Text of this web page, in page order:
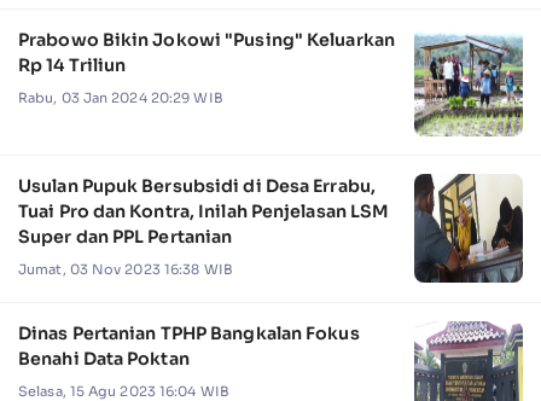
Prabowo Bikin Jokowi "Pusing" Keluarkan
Rp 14 Triliun
Rabu, 03 Jan 2024 20:29 WIB
Usulan Pupuk Bersubsidi di Desa Errabu,
Tuai Pro dan Kontra, Inilah Penjelasan LSM
Super dan PPL Pertanian
Jumat, 03 Nov 2023 16:38 WIB
Dinas Pertanian TPHP Bangkalan Fokus
Benahi Data Poktan
Selasa, 15 Agu 2023 16:04 WIB